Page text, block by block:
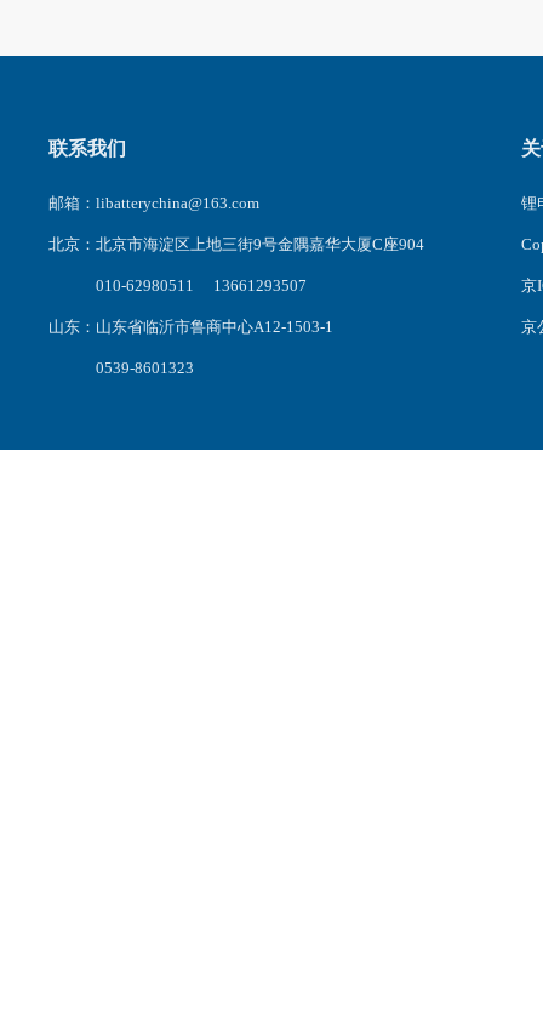
联系我们
邮箱：libatterychina@163.com
北京：北京市海淀区上地三街9号金隅嘉华大厦C座904
010-62980511 13661293507
山东：山东省临沂市鲁商中心A12-1503-1
0539-8601323
锂
京
京